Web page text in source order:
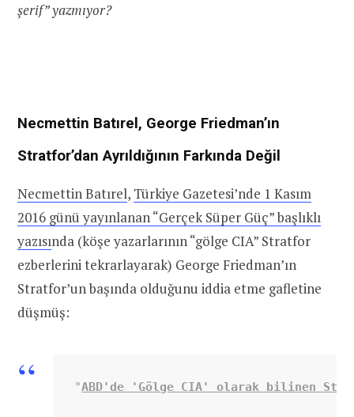
şerif” yazmıyor?
Necmettin Batırel, George Friedman’ın
Stratfor’dan Ayrıldığının Farkında Değil
Necmettin Batırel, Türkiye Gazetesi’nde 1 Kasım
2016 günü yayınlanan “Gerçek Süper Güç” başlıklı
yazısında (köşe yazarlarının “gölge CIA” Stratfor
ezberlerini tekrarlayarak) George Friedman’ın
Stratfor’un başında olduğunu iddia etme gafletine
düşmüş:
"ABD'de 'Gölge CIA' olarak bilinen